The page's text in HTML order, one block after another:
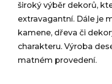
široký výběr dekorů,
extravagantní. Dále je
kamene, dřeva či
charakteru. Výroba
matném provedení.